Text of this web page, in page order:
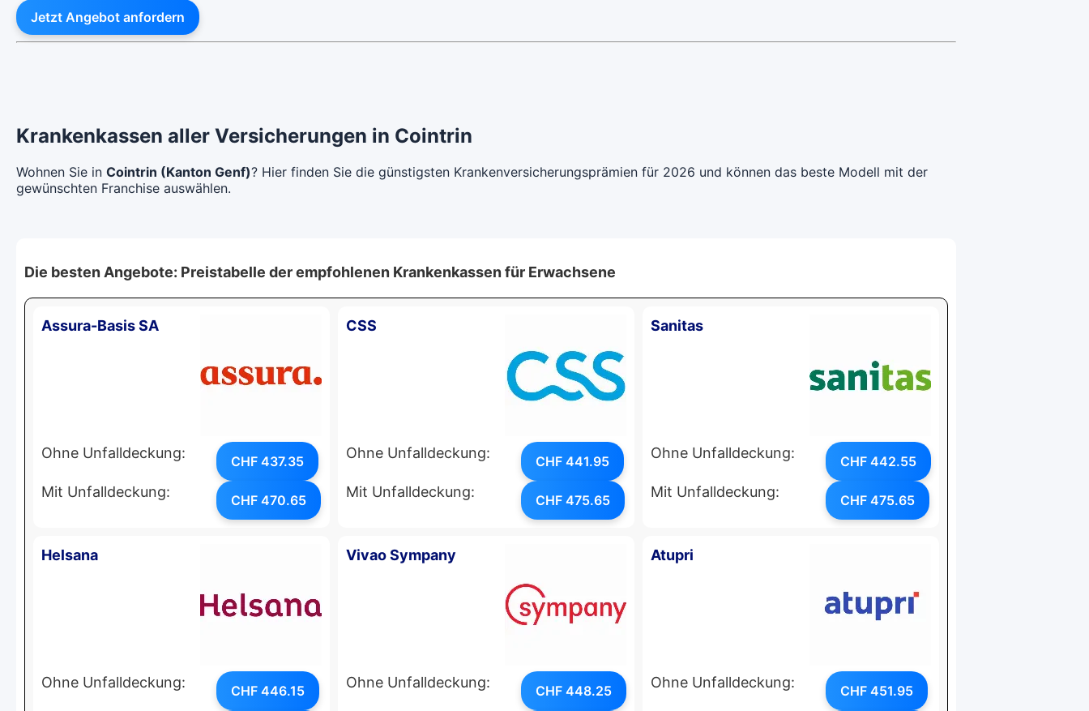
Jetzt Angebot anfordern
Krankenkassen aller Versicherungen in Cointrin
Wohnen Sie in Cointrin (Kanton Genf)? Hier finden Sie die günstigsten Krankenversicherungsprämien für 2026 und können das beste Modell mit der
gewünschten Franchise auswählen.
Die besten Angebote: Preistabelle der empfohlenen Krankenkassen für Erwachsene
Assura-Basis SA
Ohne Unfalldeckung: CHF 437.35
Mit Unfalldeckung: CHF 470.65
CSS
Ohne Unfalldeckung: CHF 441.95
Mit Unfalldeckung: CHF 475.65
Sanitas
Ohne Unfalldeckung: CHF 442.55
Mit Unfalldeckung: CHF 475.65
Helsana
Ohne Unfalldeckung: CHF 446.15
Vivao Sympany
Ohne Unfalldeckung: CHF 448.25
Atupri
Ohne Unfalldeckung: CHF 451.95